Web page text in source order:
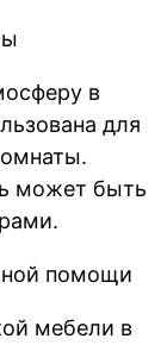
в
для
может быть
помощи
мебели в